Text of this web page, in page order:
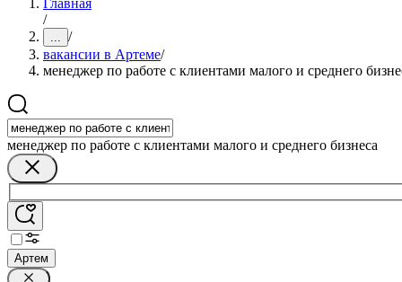
Главная
/
... /
вакансии в Артеме/
менеджер по работе с клиентами малого и среднего
менеджер по работе с клиентами малого и среднего бизнеса
Артем